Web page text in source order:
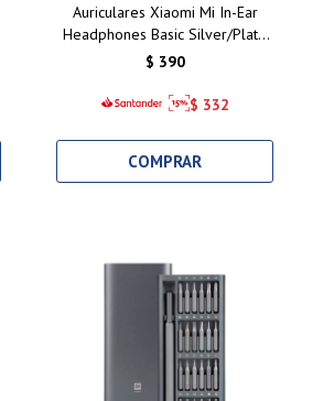
Auriculares Xiaomi Mi In-Ear
Headphones Basic Silver/Plata:
Calidad de Sonido y Comodidad
$ 390
$ 332